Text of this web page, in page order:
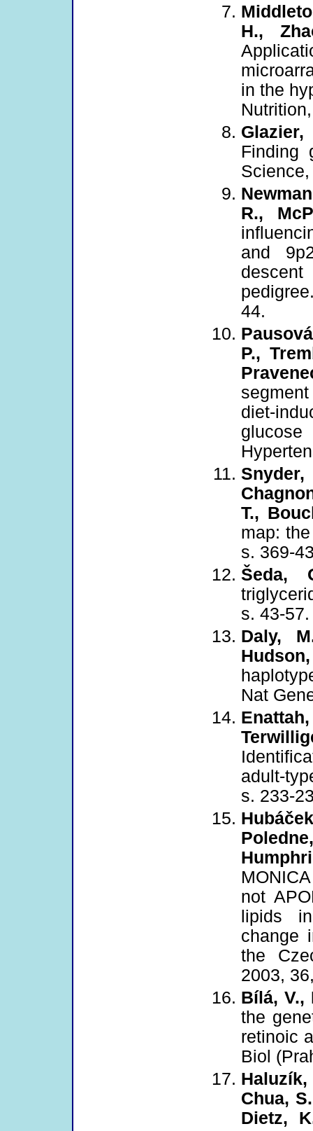
H.,
in the
Finding
R.,
and
44.
P.,
diet-
T.,
map:
s. 369-
Šeda,
s. 43-57.
Daly,
Nat
adult-
s. 233-
not
lipids
change
the
2003,
Bílá, V.,
the
retinoic
Biol
Chua,
Dietz,